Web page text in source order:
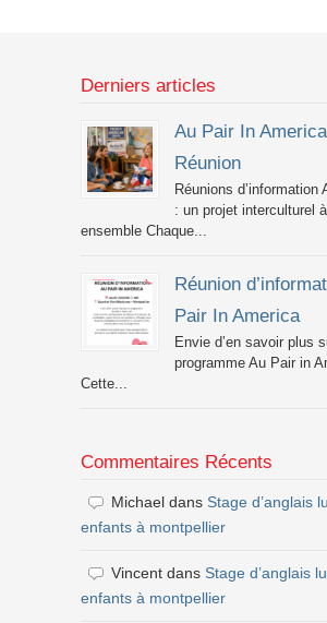
Derniers articles
Au Pair In
Réunion
Réunions d’information
: un projet interculturel
ensemble Chaque...
Réunion
Pair In America
Envie d’en savoir plus
programme Au Pair in
Cette...
Commentaires Récents
Michael dans Stage d’anglais
enfants à montpellier
Vincent dans Stage d’anglais
enfants à montpellier